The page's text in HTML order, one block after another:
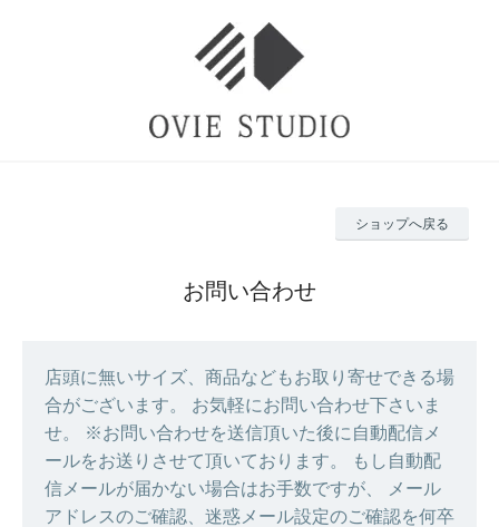
ショップへ戻る
お問い合わせ
店頭に無いサイズ、商品などもお取り寄せできる場
合がございます。 お気軽にお問い合わせ下さいま
せ。 ※お問い合わせを送信頂いた後に自動配信メ
ールをお送りさせて頂いております。 もし自動配
信メールが届かない場合はお手数ですが、 メール
アドレスのご確認、迷惑メール設定のご確認を何卒